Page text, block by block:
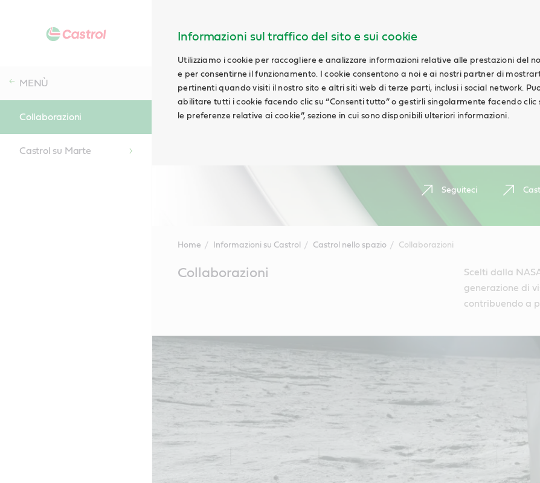
Informazioni sul traffico del sito e sui cookie
Utilizziamo i cookie per raccogliere e analizzare informazioni relative alle prestazioni del
e per consentirne il funzionamento. I cookie consentono a noi e ai nostri partner di
pertinenti quando visiti il nostro sito e altri siti web di terze parti, inclusi i social network.
abilitare tutti i cookie facendo clic su “Consenti tutto” o gestirli singolarmente facendo clic
le preferenze relative ai cookie”, sezione in cui sono disponibili ulteriori informazioni.
Seguiteci
MENÙ
Collaborazioni
Castrol su Marte
Home Informazioni su Castrol Castrol nello spazio Collaborazioni
ContentCollaborazioni
Scelti dalla
generazione di
contribuendo a